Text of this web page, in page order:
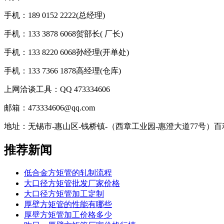
手机：189 0152 2222(总经理)
手机：133 3878 6068贺部长( 厂长)
手机：133 8220 6068孙经理(开单处)
手机：133 7366 1878高经理(仓库)
上网洽谈工具：QQ 473334606
邮箱：473334606@qq.com
地址：无锡市-惠山区-钱桥镇-（西章工业园-惠澄大道77号）
推荐新闻
低合金方矩管的轧制流程
大口径方矩管批发厂家价格
大口径方矩管加工定制
厚壁方矩管的性能有哪些
厚壁方矩管加工价格多少